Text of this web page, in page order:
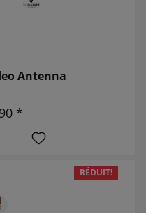
Antenna
*
RÉDUIT!